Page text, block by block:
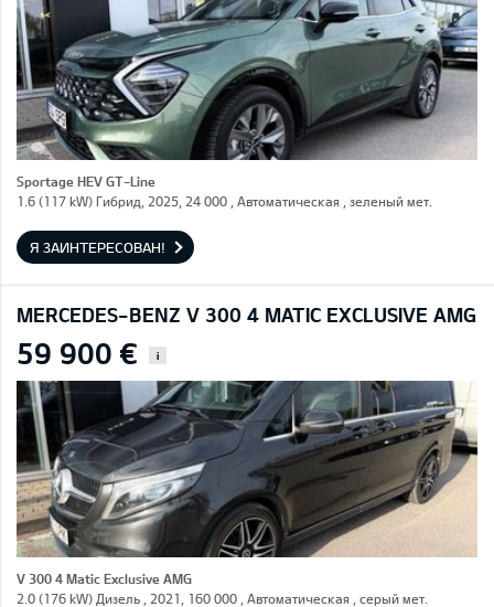
Sportage HEV GT-Line
1.6 (117 kW) Гибрид, 2025, 24 000 , Автоматическая , зеленый мет.
Я ЗАИНТЕРЕСОВАН!
MERCEDES-BENZ V 300 4 MATIC EXCLUSIVE AMG
59 900 € i
V 300 4 Matic Exclusive AMG
2.0 (176 kW) Дизель , 2021, 160 000 , Автоматическая , серый мет.